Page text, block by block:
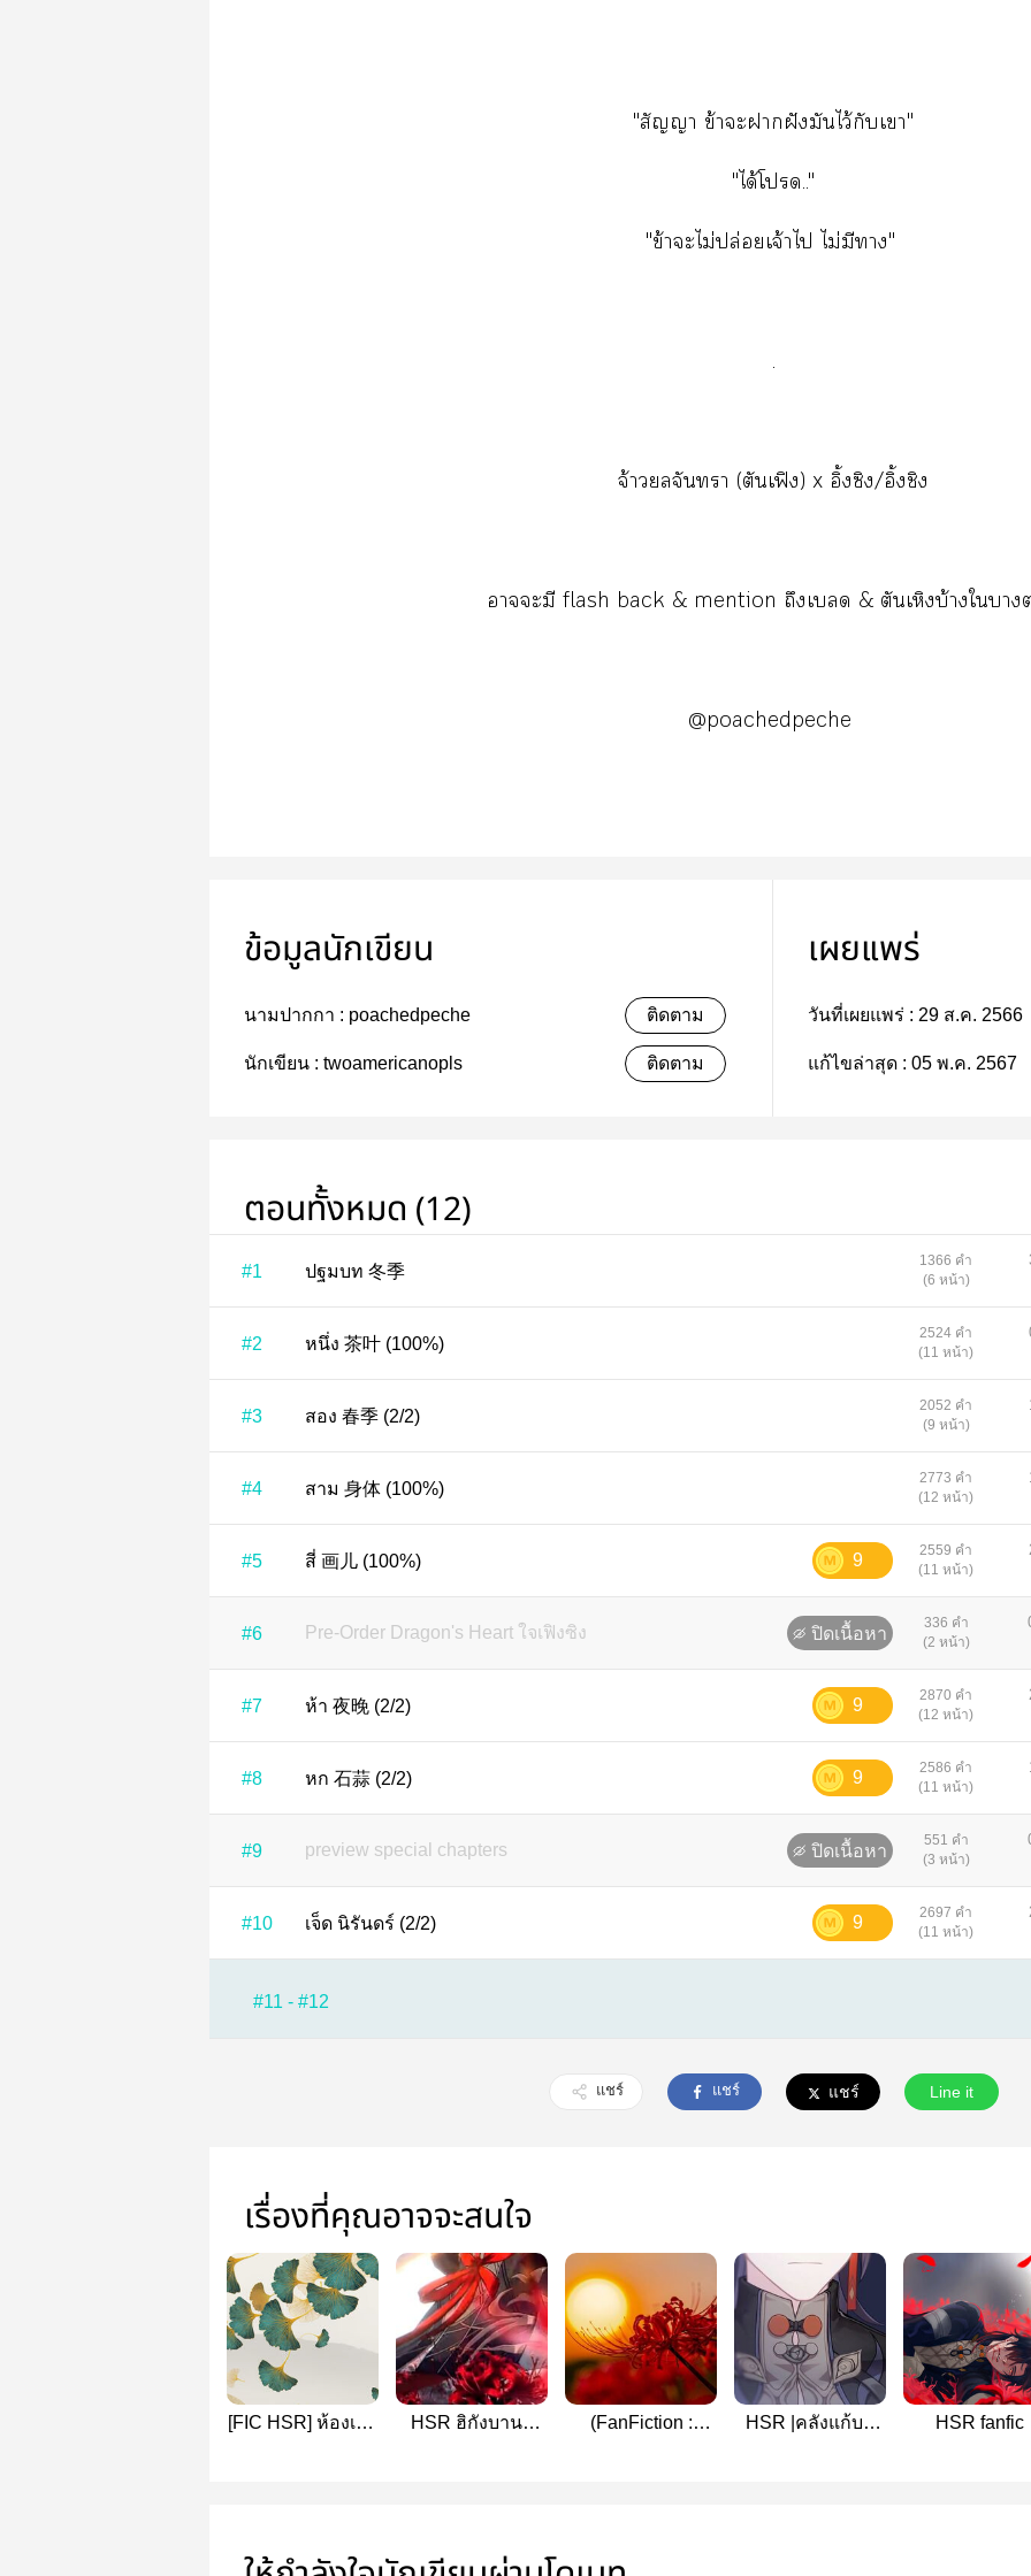
"สัญญา ข้าะาฝังมันไว้กับเา"
"ได้โ.."
"ข้าะไม่ปล่อยเจ้าไ ไม่มีา"
.
จ้าวจันทรา (ตันเฟิง) x อิ้งซิง/อิ้งชิง
าะมี flash back & mention ถึงเบ & ตันเหิงบ้างใา
@poachedpeche
ข้อมูลนักเขียน
นามปากกา : poachedpeche ติดตาม
นักเขียน : twoamericanopls ติดตาม
เผยแพร่
วันที่เผยแพร่ : 29 ส.ค. 2566
แก้ไขล่าสุด : 05 พ.ค. 2567
ตอนทั้งหมด (12)
#1 ปฐมบท 冬季
1366 คำ
(6 หน้า)
#2 หนึ่ง 茶叶 (100%)
2524 คำ
(11 หน้า)
#3 สอง 春季 (2/2)
2052 คำ
(9 หน้า)
#4 สาม 身体 (100%)
2773 คำ
(12 หน้า)
#5 สี่ 画儿 (100%) 9
2559 คำ
(11 หน้า)
#6 Pre-Order Dragon's Heart ใจเฟิงซิง ปิดเนื้อหา
336 คำ
(2 หน้า)
#7 ห้า 夜晚 (2/2) 9
2870 คำ
(12 หน้า)
#8 หก 石蒜 (2/2) 9
2586 คำ
(11 หน้า)
#9 preview special chapters ปิดเนื้อหา
551 คำ
(3 หน้า)
#10 เจ็ด นิรันดร์ (2/2) 9
2697 คำ
(11 หน้า)
#11 - #12
แชร์ แชร์ แชร์ Line it
เรื่องที่คุณอาจจะสนใจ
[FIC HSR] ห้องเก็บ
HSR ฮิกังบานะ
(FanFiction :
HSR |คลังแก้บน
HSR fanfic